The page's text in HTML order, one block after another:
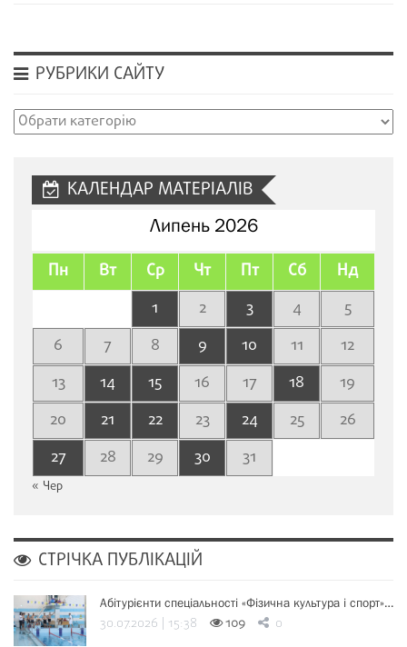
РУБРИКИ САЙТУ
Рубрики
КАЛЕНДАР МАТЕРІАЛІВ
Липень 2026
Пн Вт Ср Чт Пт Сб Нд
1 2 3 4
5
6
7 8 9 10 11
12
13
14 15 16 17 18
19
20
21 22 23 24 25
26
27
28 29 30 31
« Чер
СТРІЧКА ПУБЛІКАЦІЙ
Абітурієнти спеціальності «Фізична культура і спорт»…
30.07.2026 | 15:38 109 0